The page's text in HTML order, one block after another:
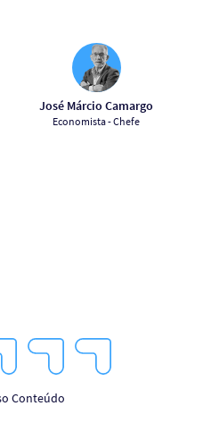
José Márcio Camargo
Economista - Chefe
Stars
Conteúdo